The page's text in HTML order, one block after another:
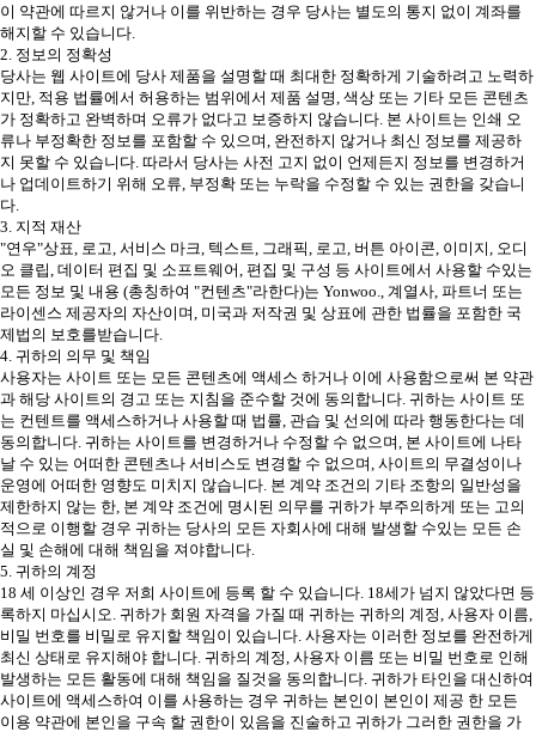
이 약관에 따르지 않거나 이를 위반하는 경우 당사는 별도의 통지 없이 계좌를
해지할 수 있습니다.
2. 정보의 정확성
당사는 웹 사이트에 당사 제품을 설명할 때 최대한 정확하게 기술하려고 노력하
지만, 적용 법률에서 허용하는 범위에서 제품 설명, 색상 또는 기타 모든 콘텐츠
가 정확하고 완벽하며 오류가 없다고 보증하지 않습니다. 본 사이트는 인쇄 오
류나 부정확한 정보를 포함할 수 있으며, 완전하지 않거나 최신 정보를 제공하
지 못할 수 있습니다. 따라서 당사는 사전 고지 없이 언제든지 정보를 변경하거
나 업데이트하기 위해 오류, 부정확 또는 누락을 수정할 수 있는 권한을 갖습니
다.
3. 지적 재산
"연우"상표, 로고, 서비스 마크, 텍스트, 그래픽, 로고, 버튼 아이콘, 이미지, 오디
오 클립, 데이터 편집 및 소프트웨어, 편집 및 구성 등 사이트에서 사용할 수있는
모든 정보 및 내용 (총칭하여 "컨텐츠"라한다)는 Yonwoo., 계열사, 파트너 또는
라이센스 제공자의 자산이며, 미국과 저작권 및 상표에 관한 법률을 포함한 국
제법의 보호를받습니다.
4. 귀하의 의무 및 책임
사용자는 사이트 또는 모든 콘텐츠에 액세스 하거나 이에 사용함으로써 본 약관
과 해당 사이트의 경고 또는 지침을 준수할 것에 동의합니다. 귀하는 사이트 또
는 컨텐트를 액세스하거나 사용할 때 법률, 관습 및 선의에 따라 행동한다는 데
동의합니다. 귀하는 사이트를 변경하거나 수정할 수 없으며, 본 사이트에 나타
날 수 있는 어떠한 콘텐츠나 서비스도 변경할 수 없으며, 사이트의 무결성이나
운영에 어떠한 영향도 미치지 않습니다. 본 계약 조건의 기타 조항의 일반성을
제한하지 않는 한, 본 계약 조건에 명시된 의무를 귀하가 부주의하게 또는 고의
적으로 이행할 경우 귀하는 당사의 모든 자회사에 대해 발생할 수있는 모든 손
실 및 손해에 대해 책임을 져야합니다.
5. 귀하의 계정
18 세 이상인 경우 저희 사이트에 등록 할 수 있습니다. 18세가 넘지 않았다면 등
록하지 마십시오. 귀하가 회원 자격을 가질 때 귀하는 귀하의 계정, 사용자 이름,
비밀 번호를 비밀로 유지할 책임이 있습니다. 사용자는 이러한 정보를 완전하게
최신 상태로 유지해야 합니다. 귀하의 계정, 사용자 이름 또는 비밀 번호로 인해
발생하는 모든 활동에 대해 책임을 질것을 동의합니다. 귀하가 타인을 대신하여
사이트에 액세스하여 이를 사용하는 경우 귀하는 본인이 본인이 제공 한 모든
이용 약관에 본인을 구속 할 권한이 있음을 진술하고 귀하가 그러한 권한을 가